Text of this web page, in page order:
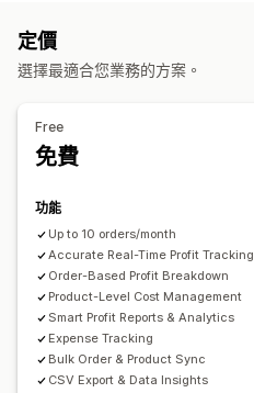
銷貨成本追蹤
採購單 庫存更新
每日銷售摘要
定價
銷售稅對應 錯誤解決
定價
選擇最適合您業務的方案。
Free
免費
功能
Up to 10 orders/month
Accurate Real-Time Profit Tracking
Order-Based Profit Breakdown
Product-Level Cost Management
Smart Profit Reports & Analytics
Expense Tracking
Bulk Order & Product Sync
CSV Export & Data Insights